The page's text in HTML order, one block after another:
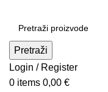
Pretraži
Login / Register
0 items 0,00 €